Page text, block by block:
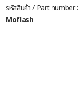
รหัสสินค้า / Part number :
Moflash